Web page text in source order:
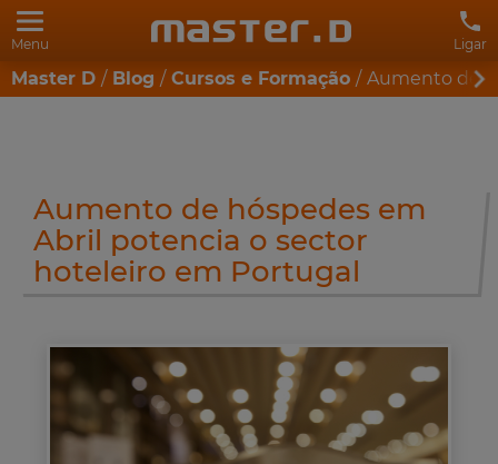
Menu Ligar
Master D Blog Cursos e Formação Aumento de
Aumento de hóspedes em
Abril potencia o sector
hoteleiro em Portugal